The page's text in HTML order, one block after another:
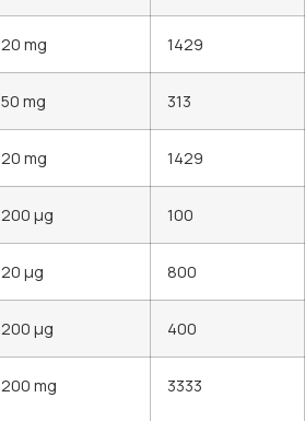
20 mg 1429
50 mg 313
20 mg 1429
200 µg 100
20 µg 800
200 µg 400
200 mg 3333